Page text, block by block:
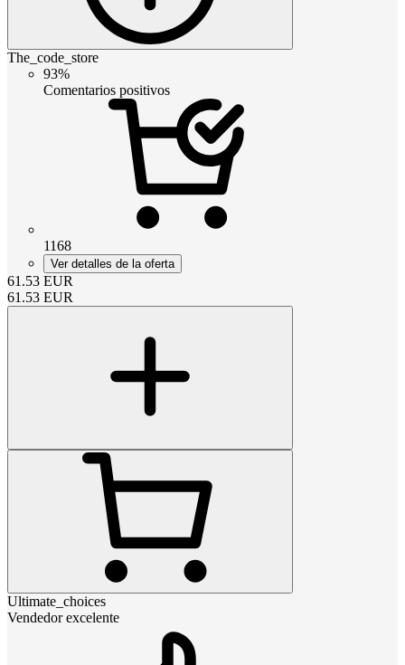
The_code_store
93%
Comentarios positivos
1168
Ver detalles de la oferta
61.53 EUR
61.53 EUR
Ultimate_choices
Vendedor excelente